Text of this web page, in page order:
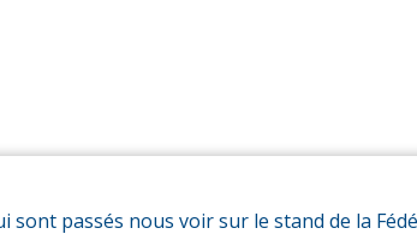
passés nous voir sur le stand de la